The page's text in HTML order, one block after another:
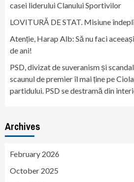
casei liderului Clanului Sportivilor
LOVITURĂ DE STAT. Misiune
Atenție, Harap Alb: Să nu faci
de ani!
PSD, divizat de suveranism și
scaunul de premier îl mai ține pe
partidului. PSD se destramă din
Archives
February 2026
October 2025